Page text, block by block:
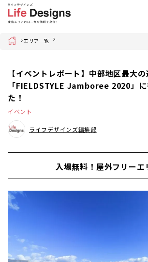
Home エリア一覧
【イベントレポート】中部地区最大
「FIELDSTYLE Jamboree 2020」
た！
イベント
ライフデザインズ編集部
入場無料！屋外フリーエ